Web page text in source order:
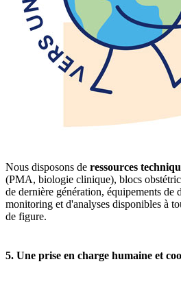
Nous disposons de ressources
(PMA, biologie clinique), blocs
de dernière génération, équipements de
monitoring et d'analyses disponibles à
de figure.
5. Une prise en charge humaine et